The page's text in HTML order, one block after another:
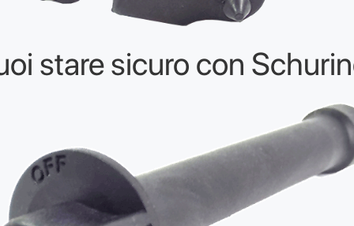
stare sicuro con